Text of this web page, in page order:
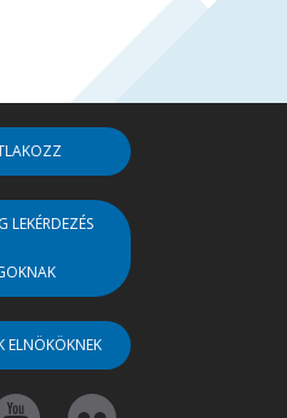
LEKÉRDEZÉS
ELNÖKÖKNEK